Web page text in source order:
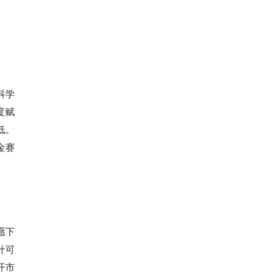
学
赋
赛
下
可
市